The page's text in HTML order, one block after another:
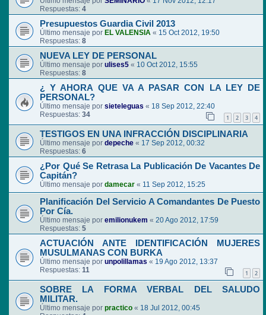
Respuestas: 4
Presupuestos Guardia Civil 2013
Último mensaje por EL VALENSIA « 15 Oct 2012, 19:50
Respuestas: 8
NUEVA LEY DE PERSONAL
Último mensaje por ulises5 « 10 Oct 2012, 15:55
Respuestas: 8
¿ Y AHORA QUE VA A PASAR CON LA LEY DE
PERSONAL?
Último mensaje por sieteleguas « 18 Sep 2012, 22:40
Respuestas: 34 1 2 3 4
TESTIGOS EN UNA INFRACCIÓN DISCIPLINARIA
Último mensaje por depeche « 17 Sep 2012, 00:32
Respuestas: 6
¿Por Qué Se Retrasa La Publicación De Vacantes De
Capitán?
Último mensaje por damecar « 11 Sep 2012, 15:25
Planificación Del Servicio A Comandantes De Puesto
Por Cía.
Último mensaje por emilionukem « 20 Ago 2012, 17:59
Respuestas: 5
ACTUACIÓN ANTE IDENTIFICACIÓN MUJERES
MUSULMANAS CON BURKA
Último mensaje por unpolillamas « 19 Ago 2012, 13:37
Respuestas: 11 1 2
SOBRE LA FORMA VERBAL DEL SALUDO
MILITAR.
Último mensaje por practico « 18 Jul 2012, 00:45